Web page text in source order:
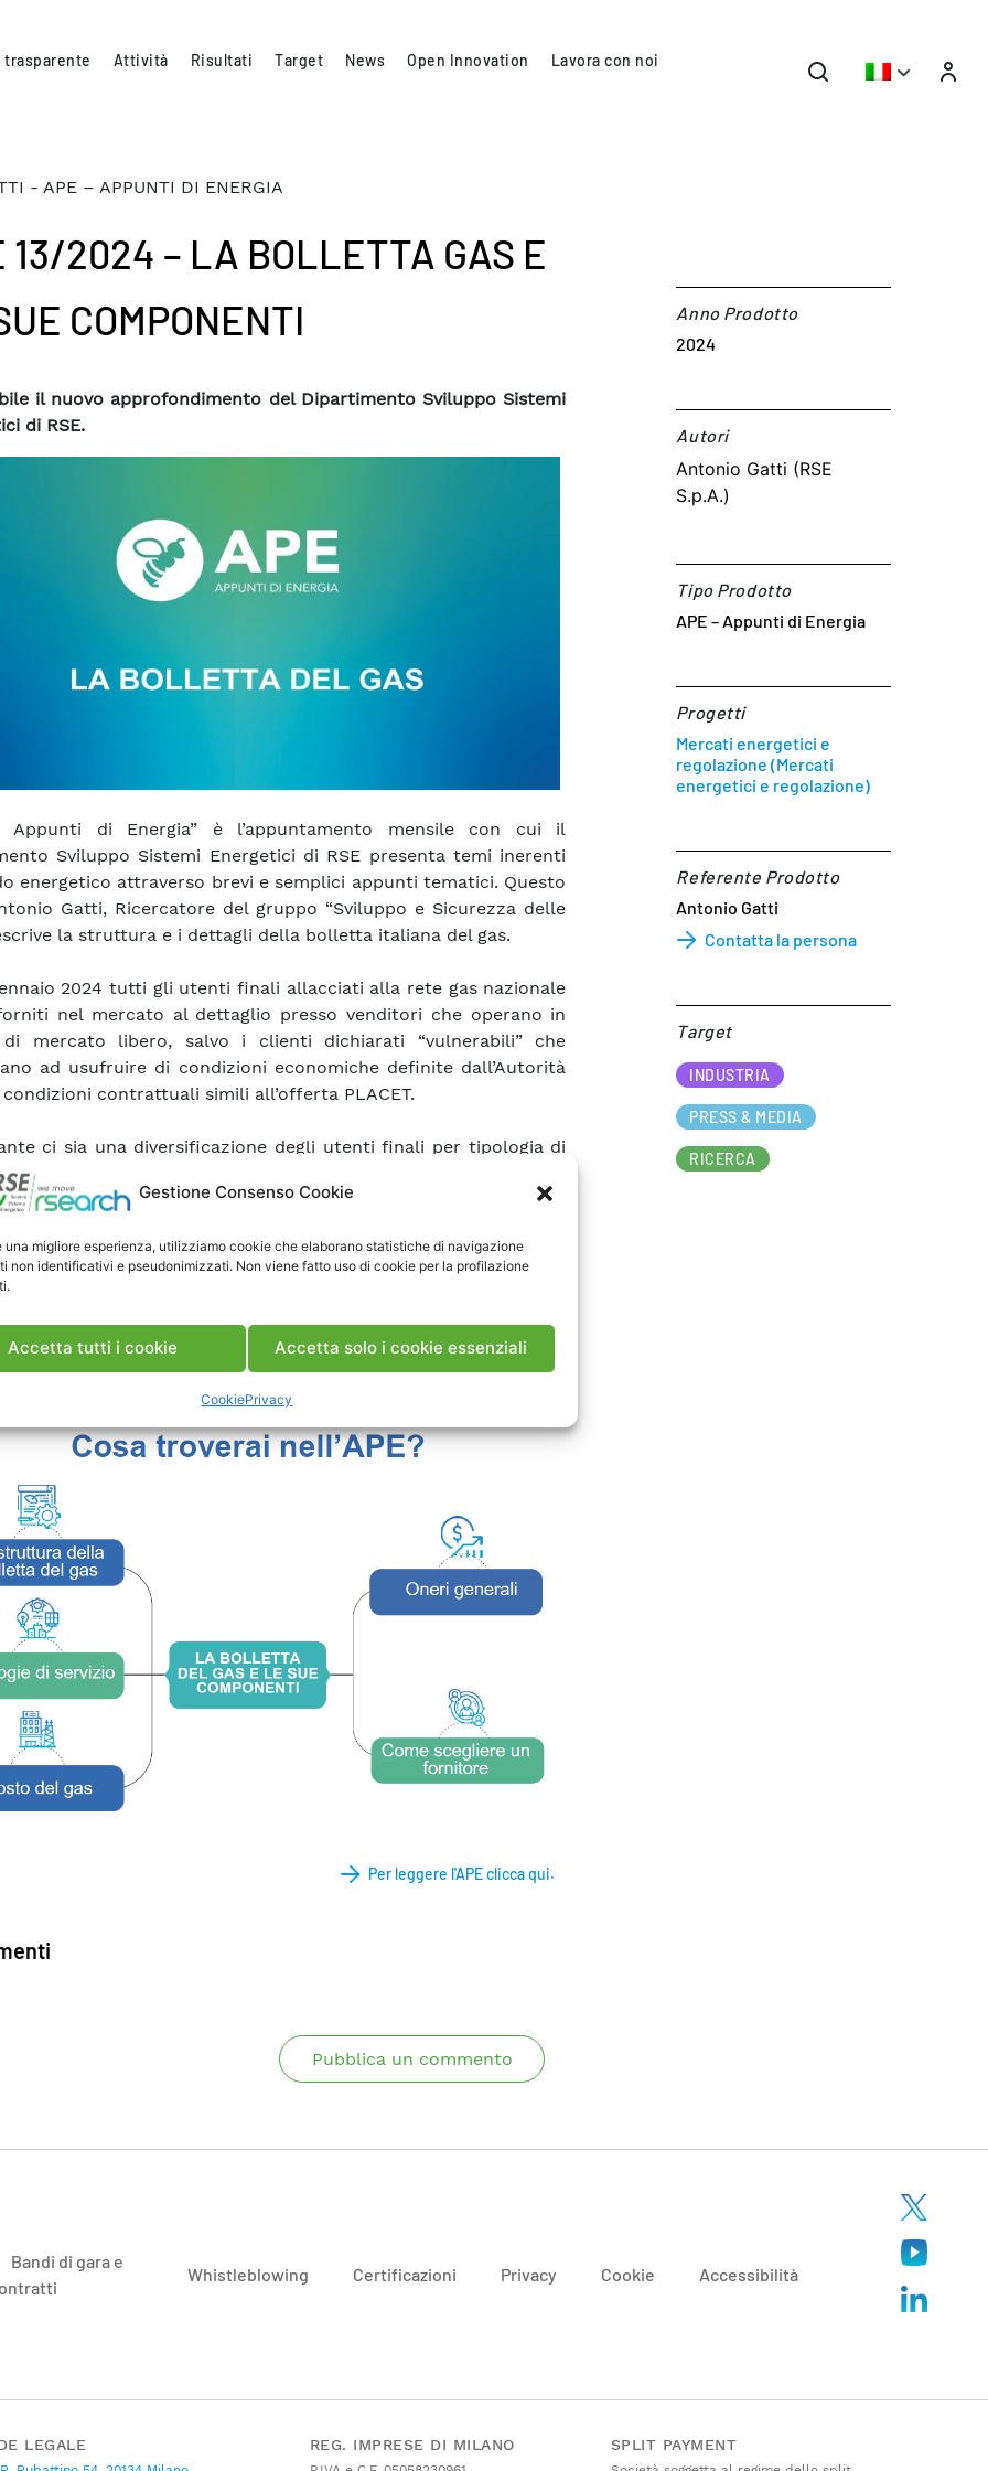
Gestione Consenso Cookie
una migliore esperienza, utilizziamo cookie che elaborano statistiche di navigazione
non identificativi e pseudonimizzati. Non viene fatto uso di cookie per la profilazione
Accetta tutti i cookie Accetta solo i cookie essenziali
CookiePrivacy
trasparente Attività Risultati Target News Open Innovation Lavora con noi
- APE – APPUNTI DI ENERGIA
13/2024 – LA BOLLETTA GAS E
COMPONENTI
il nuovo approfondimento del Dipartimento Sviluppo Sistemi
di RSE.
Appunti di Energia” è l’appuntamento mensile con cui il
Sviluppo Sistemi Energetici di RSE presenta temi inerenti
energetico attraverso brevi e semplici appunti tematici. Questo
Gatti, Ricercatore del gruppo “Sviluppo e Sicurezza delle
la struttura e i dettagli della bolletta italiana del gas.
2024 tutti gli utenti finali allacciati alla rete gas nazionale
nel mercato al dettaglio presso venditori che operano in
di mercato libero, salvo i clienti dichiarati “vulnerabili” che
ad usufruire di condizioni economiche definite dall’Autorità
contrattuali simili all’offerta PLACET.
ci sia una diversificazione degli utenti finali per tipologia di
e di trattamento tariffario, tutti sono caratterizzati da una
di costo del gas comune, la quale si articola in: componente
di questo mese tutti i dettagli e le caratteristiche riportate in
Per leggere l'APE clicca qui.
Anno Prodotto
2024
Autori​
Antonio Gatti (RSE
S.p.A.)
Tipo Prodotto
APE – Appunti di Energia
Progetti
Mercati energetici e
regolazione (Mercati
energetici e regolazione)
Referente Prodotto​
Antonio Gatti
Contatta la persona
Target​
INDUSTRIA
PRESS & MEDIA
RICERCA
Pubblica un commento
Bandi di gara e
Whistleblowing Certificazioni Privacy Cookie Accessibilità
LEGALE REG. IMPRESE DI MILANO SPLIT PAYMENT